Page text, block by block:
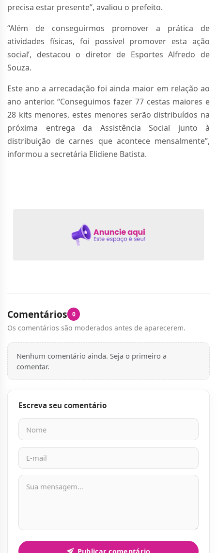
precisa estar presente”, avaliou o prefeito.
“Além de conseguirmos promover a prática de
atividades físicas, foi possível promover esta ação
social’, destacou o diretor de Esportes Alfredo de
Souza.
Este ano a arrecadação foi ainda maior em relação ao
ano anterior. “Conseguimos fazer 77 cestas maiores e
28 kits menores, estes menores serão distribuídos na
próxima entrega da Assistência Social junto à
distribuição de carnes que acontece mensalmente”,
informou a secretária Elidiene Batista.
Comentários 0
Os comentários são moderados antes de aparecerem.
Nenhum comentário ainda. Seja o primeiro a
comentar.
Escreva seu comentário
Nome
E-mail
Mensagem